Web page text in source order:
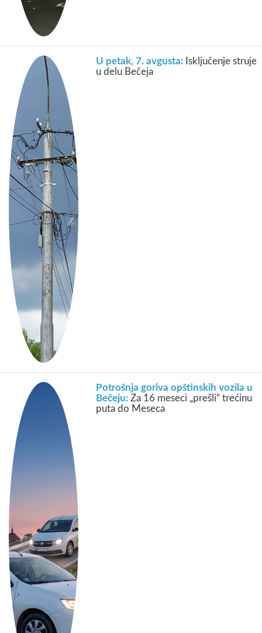
U petak, 7. avgusta: Isključenje struje
u delu Bečeja
Potrošnja goriva opštinskih vozila u
Bečeju:Za 16 meseci „prešli“ trećinu
puta do Meseca